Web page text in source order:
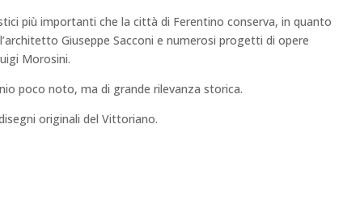
più importanti che la città di Ferentino conserva, in quanto
Giuseppe Sacconi e numerosi progetti di opere
Morosini.
poco noto, ma di grande rilevanza storica.
originali del Vittoriano.